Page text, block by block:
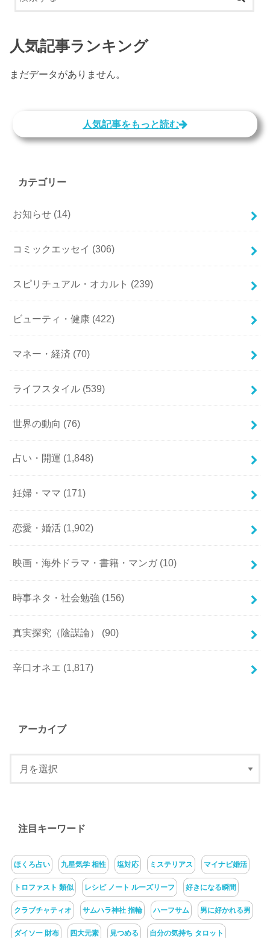
人気記事ランキング
まだデータがありません。
人気記事をもっと読む
カテゴリー
お知らせ (14)
コミックエッセイ (306)
スピリチュアル・オカルト (239)
ビューティ・健康 (422)
マネー・経済 (70)
ライフスタイル (539)
世界の動向 (76)
占い・開運 (1,848)
妊婦・ママ (171)
恋愛・婚活 (1,902)
映画・海外ドラマ・書籍・マンガ (10)
時事ネタ・社会勉強 (156)
真実探究（陰謀論） (90)
辛口オネエ (1,817)
アーカイブ
注目キーワード
ほくろ占い 九星気学 相性 塩対応 ミステリアス マイナビ婚活
トロファスト 類似 レシピ ノート ルーズリーフ 好きになる瞬間
クラブチャティオ サムハラ神社 指輪 ハーフサム 男に好かれる男
ダイソー 財布 四大元素 見つめる 自分の気持ち タロット